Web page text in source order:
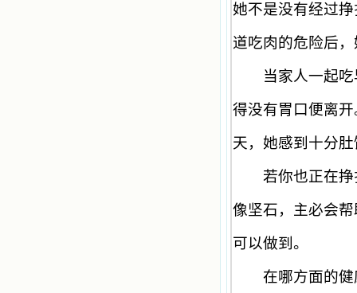
她不是没有经过
道吃肉的危险后
当家人一起吃
得没有胃口便离
天，她感到十分
若你也正在挣
像坚石，主必会
可以做到。
在哪方面的健